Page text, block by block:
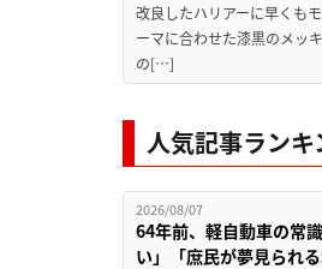
改良したハリアーに早くも
ーマに合わせた漆黒のメッ
の[…]
人気記事ラン
2026/08/07
64年前、軽自動車の常
い」「庶民が夢見られ